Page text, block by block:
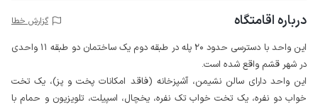
درباره اقامتگاه گزارش خطا
این واحد با دسترسی حدود 20 پله در طبقه دوم یک ساختمان دو طبقه 11 واحدی
در شهر قشم واقع شده است.
این واحد دارای سالن نشیمن، آشپزخانه (فاقد امکانات پخت و پز)، یک تخت
خواب دو نفره، یک تخت خواب تک نفره، یخچال، اسپیلت، تلویزیون و حمام با